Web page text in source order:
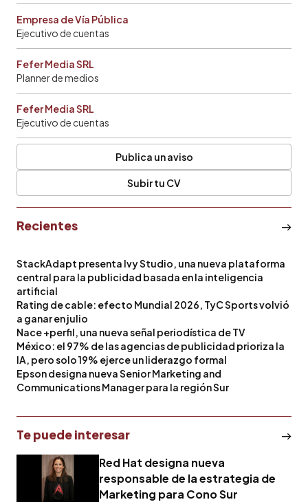
Empresa de Vía Pública
Ejecutivo de cuentas
Fefer Media SRL
Planner de medios
Fefer Media SRL
Ejecutivo de cuentas
Publica un aviso
Subir tu CV
Recientes
StackAdapt presenta Ivy Studio, una nueva plataforma
central para la publicidad basada en la inteligencia
artificial
Rating de cable: efecto Mundial 2026, TyC Sports volvió
a ganar en julio
Nace +perfil, una nueva señal periodística de TV
México: el 97% de las agencias de publicidad prioriza la
IA, pero solo 19% ejerce un liderazgo formal
Epson designa nueva Senior Marketing and
Communications Manager para la región Sur
Te puede interesar
Red Hat designa nueva
responsable de la estrategia de
Marketing para Cono Sur